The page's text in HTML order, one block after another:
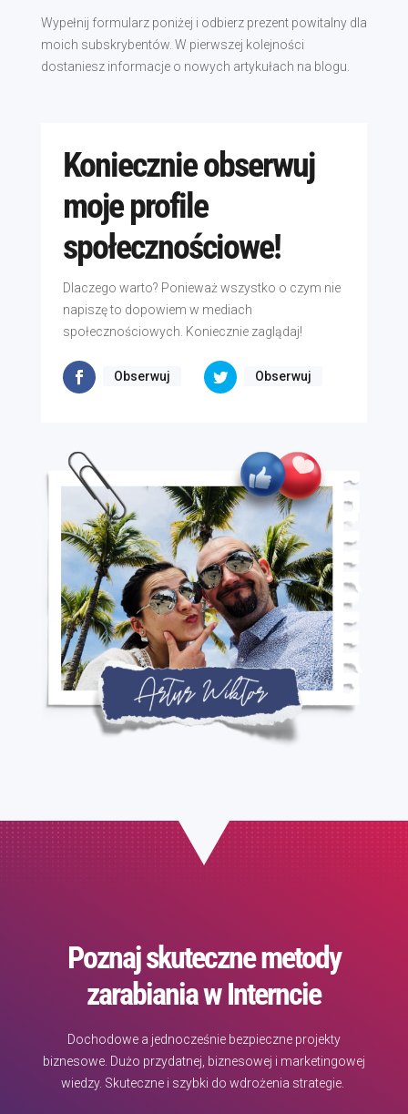
Wypełnij formularz poniżej i odbierz prezent powitalny dla
moich subskrybentów. W pierwszej kolejności
dostaniesz informacje o nowych artykułach na blogu.
Koniecznie obserwuj
moje profile
społecznościowe!
Dlaczego warto? Ponieważ wszystko o czym nie
napiszę to dopowiem w mediach
społecznościowych. Koniecznie zaglądaj!
Obserwuj Obserwuj
Poznaj skuteczne metody
zarabiania w Interncie
Dochodowe a jednocześnie bezpieczne projekty
biznesowe. Dużo przydatnej, biznesowej i marketingowej
wiedzy. Skuteczne i szybki do wdrożenia strategie.